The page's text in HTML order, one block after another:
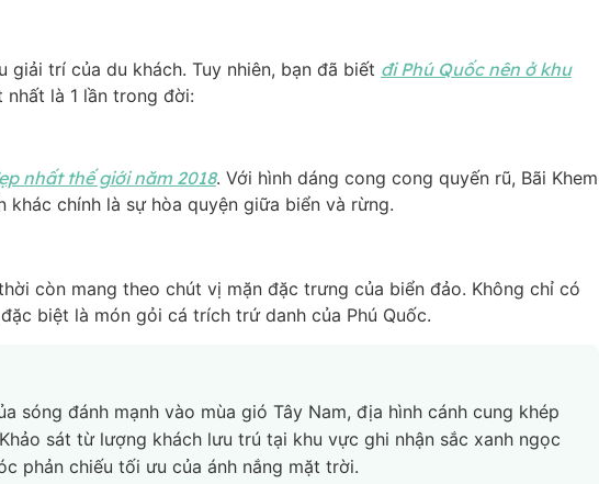
trí của du khách. Tuy nhiên, bạn đã biết đi Phú Quốc nên ở khu
là 1 lần trong đời:
nhất thế giới năm 2018. Với hình dáng cong cong quyến rũ, Bãi Khem
chính là sự hòa quyện giữa biển và rừng.
còn mang theo chút vị mặn đặc trưng của biển đảo. Không chỉ có
biệt là món gỏi cá trích trứ danh của Phú Quốc.
sóng đánh mạnh vào mùa gió Tây Nam, địa hình cánh cung khép
sát từ lượng khách lưu trú tại khu vực ghi nhận sắc xanh ngọc
phản chiếu tối ưu của ánh nắng mặt trời.